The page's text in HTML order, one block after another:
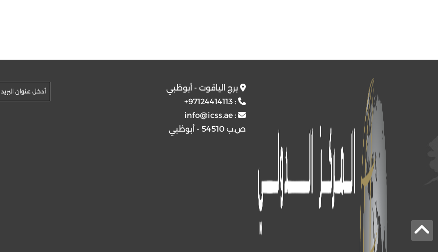
برج الياقوت - أبوظبي
:
+97124414113
:
info@icss.ae
ص.ب 54510 - أبوظبي